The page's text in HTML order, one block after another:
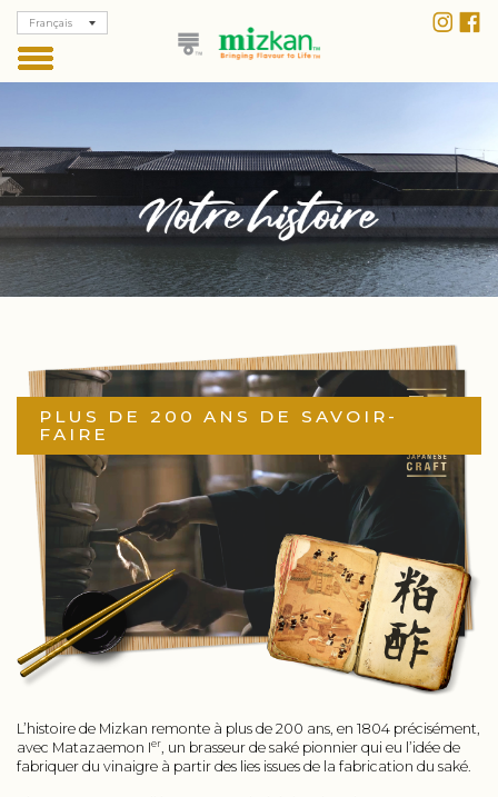
Français
PLUS DE 200 ANS DE SAVOIR-
FAIRE
L’histoire de Mizkan remonte à plus de 200 ans, en 1804 précisément,
avec Matazaemon Ier
, un brasseur de saké pionnier qui eu l’idée de
fabriquer du vinaigre à partir des lies issues de la fabrication du saké.